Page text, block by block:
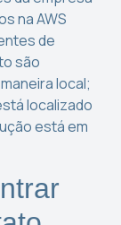
na AWS
de
são
local;
localizado
está em